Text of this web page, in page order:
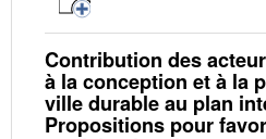
Contribution des
à la conception et à la
ville durable au plan
Propositions pour